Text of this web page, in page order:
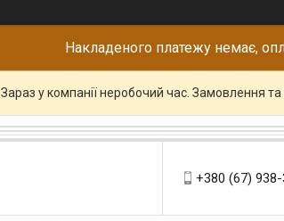
Накладеного платежу немає,
Зараз у компанії неробочий час. Замовлення
+380 (67)